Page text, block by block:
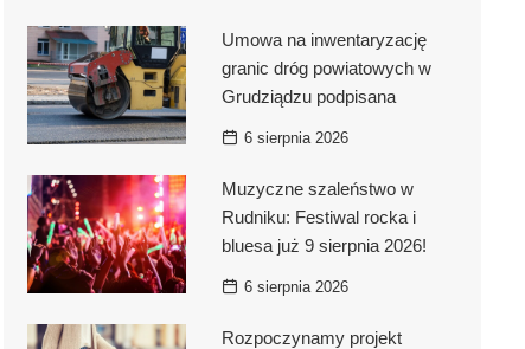
Umowa na inwentaryzację
granic dróg powiatowych w
Grudziądzu podpisana
6 sierpnia 2026
Muzyczne szaleństwo w
Rudniku: Festiwal rocka i
bluesa już 9 sierpnia 2026!
6 sierpnia 2026
Rozpoczynamy projekt